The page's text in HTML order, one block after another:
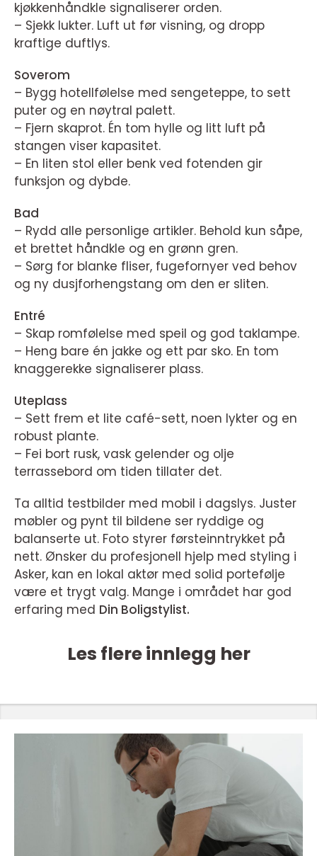
kjøkkenhåndkle signaliserer orden.
– Sjekk lukter. Luft ut før visning, og dropp
kraftige duftlys.
Soverom
– Bygg hotellfølelse med sengeteppe, to sett
puter og en nøytral palett.
– Fjern skaprot. Én tom hylle og litt luft på
stangen viser kapasitet.
– En liten stol eller benk ved fotenden gir
funksjon og dybde.
Bad
– Rydd alle personlige artikler. Behold kun såpe,
et brettet håndkle og en grønn gren.
– Sørg for blanke fliser, fugefornyer ved behov
og ny dusjforhengstang om den er sliten.
Entré
– Skap romfølelse med speil og god taklampe.
– Heng bare én jakke og ett par sko. En tom
knaggerekke signaliserer plass.
Uteplass
– Sett frem et lite café-sett, noen lykter og en
robust plante.
– Fei bort rusk, vask gelender og olje
terrassebord om tiden tillater det.
Ta alltid testbilder med mobil i dagslys. Juster
møbler og pynt til bildene ser ryddige og
balanserte ut. Foto styrer førsteinntrykket på
nett. Ønsker du profesjonell hjelp med styling i
Asker, kan en lokal aktør med solid portefølje
være et trygt valg. Mange i området har god
erfaring med Din Boligstylist.
Les flere innlegg her